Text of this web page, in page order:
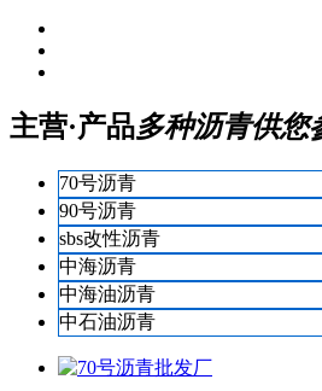
主营·产品多种沥青供您
70号沥青
90号沥青
sbs改性沥青
中海沥青
中海油沥青
中石油沥青